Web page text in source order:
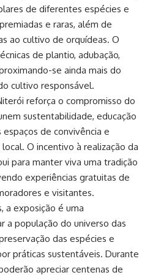
de diferentes espécies e
e raras, além de
ao cultivo de orquídeas. O
de plantio, adubação,
se ainda mais do
cultivo responsável.
reforça o compromisso do
sustentabilidade, educação
de convivência e
O incentivo à realização da
para manter viva uma tradição
experiências gratuitas de
e visitantes.
a exposição é uma
a população do universo das
das espécies e
práticas sustentáveis. Durante
apreciar centenas de